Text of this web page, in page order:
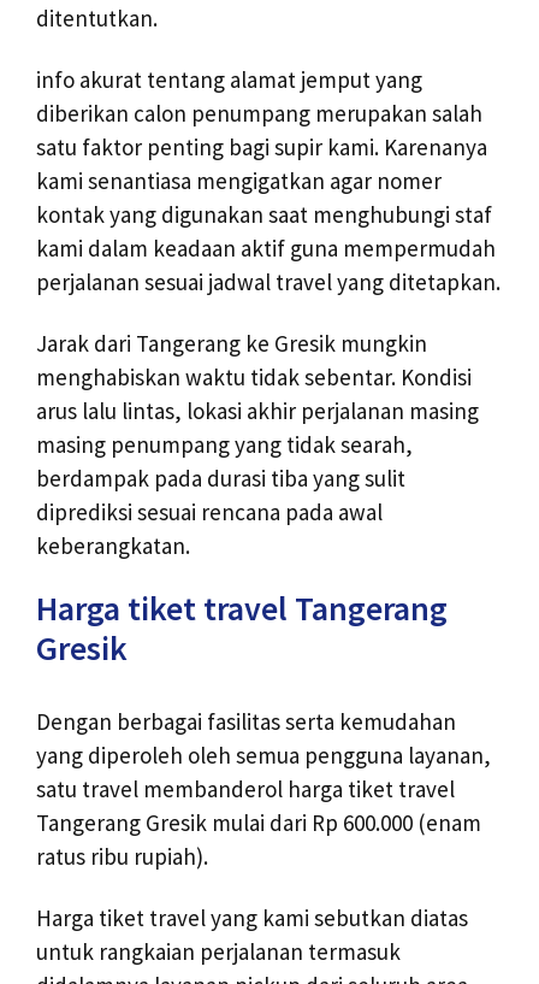
ditentutkan.
info akurat tentang alamat jemput yang
diberikan calon penumpang merupakan salah
satu faktor penting bagi supir kami. Karenanya
kami senantiasa mengigatkan agar nomer
kontak yang digunakan saat menghubungi staf
kami dalam keadaan aktif guna mempermudah
perjalanan sesuai jadwal travel yang ditetapkan.
Jarak dari Tangerang ke Gresik mungkin
menghabiskan waktu tidak sebentar. Kondisi
arus lalu lintas, lokasi akhir perjalanan masing
masing penumpang yang tidak searah,
berdampak pada durasi tiba yang sulit
diprediksi sesuai rencana pada awal
keberangkatan.
Harga tiket travel Tangerang
Gresik
Dengan berbagai fasilitas serta kemudahan
yang diperoleh oleh semua pengguna layanan,
satu travel membanderol harga tiket travel
Tangerang Gresik mulai dari Rp 600.000 (enam
ratus ribu rupiah).
Harga tiket travel yang kami sebutkan diatas
untuk rangkaian perjalanan termasuk